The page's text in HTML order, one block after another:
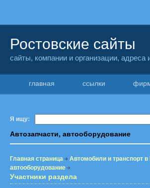
Ростовские сайты
сайты, компании и организации,
главная ссылки
Я ищу:
Автозапчасти, автооборудование
Главная страница Автомобили и транспорт в
автооборудование
Участники раздела